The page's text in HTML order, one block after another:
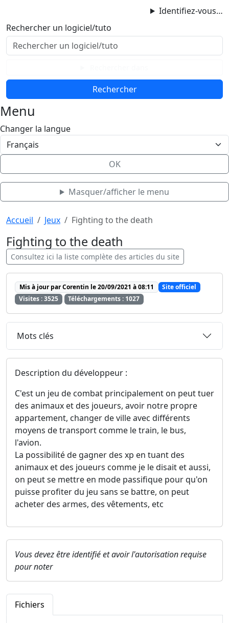
Identifiez-vous…
Contenu principal
Menu
Bas de page
Rechercher un logiciel/tuto
Menu
Changer la langue
OK
Masquer/afficher le menu
Aller au contenu principal
Accueil Jeux Fighting to the death
Fighting to the death
Consultez ici la liste complète des articles du site
Mis à jour par Corentin le 20/09/2021 à 08:11
Site officiel
Visites : 3525
Téléchargements : 1027
Mots clés
Description du développeur :
C'est un jeu de combat principalement on peut tuer
des animaux et des joueurs, avoir notre propre
appartement, changer de ville avec différents
moyens de transport comme le train, le bus,
l'avion.
La possibilité de gagner des xp en tuant des
animaux et des joueurs comme je le disait et aussi,
on peut se mettre en mode passifique pour qu'on
puisse profiter du jeu sans se battre, on peut
acheter des armes, des vêtements, etc
Vous devez être identifié et avoir l'autorisation requise
pour noter
Fichiers